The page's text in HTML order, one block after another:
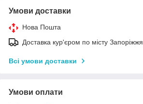
Умови доставки
Нова Пошта
Доставка кур'єром по місту Запоріжжя
Всі умови доставки
Умови оплати